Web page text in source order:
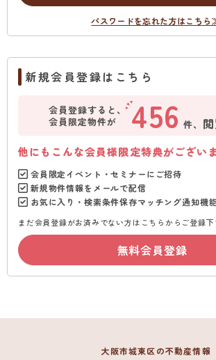
パスワードを忘れた方はこちら
新規会員登録はこちら
会員登録すると、
会員限定物件が
456 件、
他にもこんな会員様限定特典がござい
会員限定イベント・セミナーにご招待
新規物件情報をメールで配信
お気に入り・検索条件保存マッチング通知機能
まだ会員登録がお済みでない方はこちらからご登録下
無料会員登録
大阪市城東区の不動産情報